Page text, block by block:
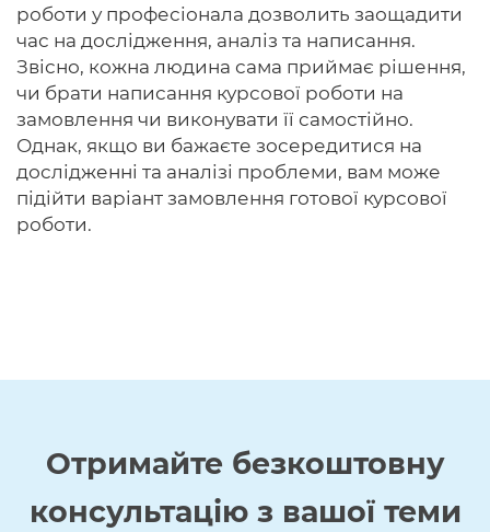
роботи у професіонала дозволить заощадити
час на дослідження, аналіз та написання.
Звісно, ​​кожна людина сама приймає рішення,
чи брати написання курсової роботи на
замовлення чи виконувати її самостійно.
Однак, якщо ви бажаєте зосередитися на
дослідженні та аналізі проблеми, вам може
підійти варіант замовлення готової курсової
роботи.
Отримайте безкоштовну
консультацію з вашої теми